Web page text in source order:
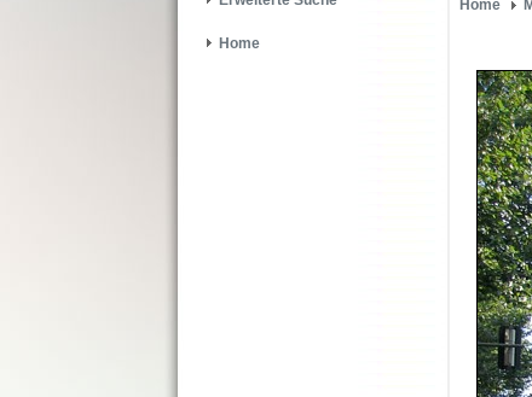
Home
Home